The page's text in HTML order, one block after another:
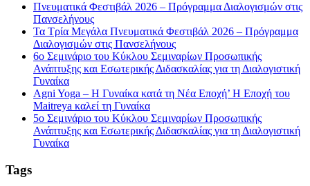
Πνευματικά Φεστιβάλ 2026 – Πρόγραμμα Διαλογισμών στις
Πανσελήνους
Τα Τρία Μεγάλα Πνευματικά Φεστιβάλ 2026 – Πρόγραμμα
Διαλογισμών στις Πανσελήνους
6ο Σεμινάριο του Κύκλου Σεμιναρίων Προσωπικής
Ανάπτυξης και Εσωτερικής Διδασκαλίας για τη Διαλογιστική
Γυναίκα
Agni Yoga – Η Γυναίκα κατά τη Νέα Εποχή’ Η Εποχή του
Maitreya καλεί τη Γυναίκα
5ο Σεμινάριο του Κύκλου Σεμιναρίων Προσωπικής
Ανάπτυξης και Εσωτερικής Διδασκαλίας για τη Διαλογιστική
Γυναίκα
Tags